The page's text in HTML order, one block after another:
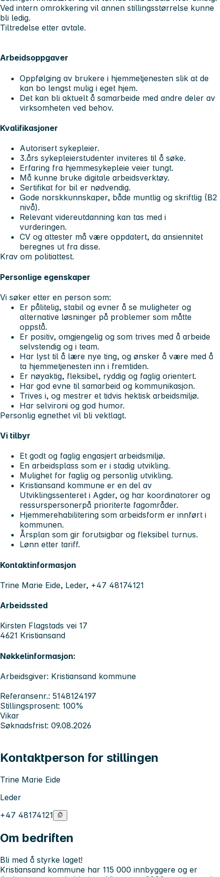
Ved intern omrokkering vil annen stillingsstørrelse kunne
bli ledig.
Tiltredelse etter avtale.
Arbeidsoppgaver
Oppfølging av brukere i hjemmetjenesten slik at de
kan bo lengst mulig i eget hjem.
Det kan bli aktuelt å samarbeide med andre deler av
virksomheten ved behov.
Kvalifikasjoner
Autorisert sykepleier.
3.års sykepleierstudenter inviteres til å søke.
Erfaring fra hjemmesykepleie veier tungt.
Må kunne bruke digitale arbeidsverktøy.
Sertifikat for bil er nødvendig.
Gode norskkunnskaper, både muntlig og skriftlig (B2
nivå).
Relevant videreutdanning kan tas med i
vurderingen.
CV og attester må være oppdatert, da ansiennitet
beregnes ut fra disse.
Krav om politiattest.
Personlige egenskaper
Vi søker etter en person som:
Er pålitelig, stabil og evner å se muligheter og
alternative løsninger på problemer som måtte
oppstå.
Er positiv, omgjengelig og som trives med å arbeide
selvstendig og i team.
Har lyst til å lære nye ting, og ønsker å være med å
ta hjemmetjenesten inn i fremtiden.
Er nøyaktig, fleksibel, ryddig og faglig orientert.
Har god evne til samarbeid og kommunikasjon.
Trives i, og mestrer et tidvis hektisk arbeidsmiljø.
Har selvironi og god humor.
Personlig egnethet vil bli vektlagt.
Vi tilbyr
Et godt og faglig engasjert arbeidsmiljø.
En arbeidsplass som er i stadig utvikling.
Mulighet for faglig og personlig utvikling.
Kristiansand kommune er en del av
Utviklingssenteret i Agder, og har koordinatorer og
ressurspersonerpå prioriterte fagområder.
Hjemmerehabilitering som arbeidsform er innført i
kommunen.
Årsplan som gir forutsigbar og fleksibel turnus.
Lønn etter tariff.
Kontaktinformasjon
Trine Marie Eide, Leder, +47 48174121
Arbeidssted
Kirsten Flagstads vei 17
4621 Kristiansand
Nøkkelinformasjon:
Arbeidsgiver: Kristiansand kommune
Referansenr.: 5148124197
Stillingsprosent: 100%
Vikar
Søknadsfrist: 09.08.2026
Kontaktperson for stillingen
Trine Marie Eide
Leder
+47 48174121
Om bedriften
Bli med å styrke laget!
Kristiansand kommune har 115 000 innbyggere og er